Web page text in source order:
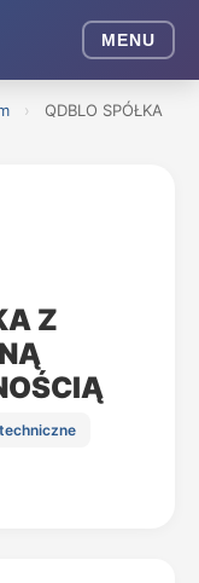
MENU
›
QDBLO SPÓŁKA
Z